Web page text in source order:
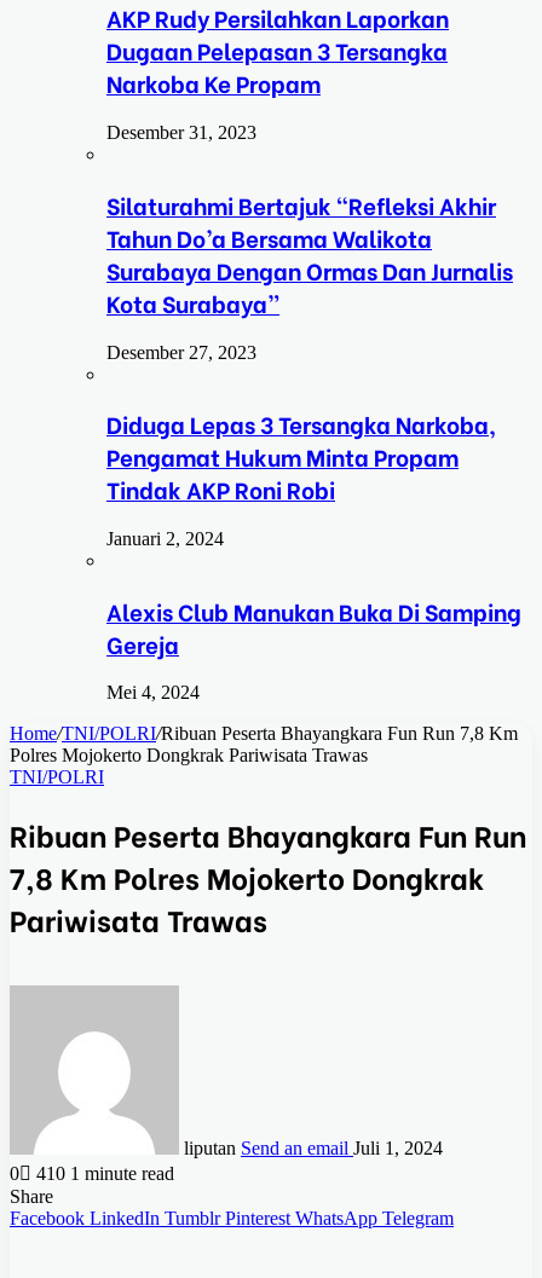
AKP Rudy Persilahkan Laporkan
Dugaan Pelepasan 3 Tersangka
Narkoba Ke Propam
Desember 31, 2023
Silaturahmi Bertajuk “Refleksi Akhir
Tahun Do’a Bersama Walikota
Surabaya Dengan Ormas Dan Jurnalis
Kota Surabaya”
Desember 27, 2023
Diduga Lepas 3 Tersangka Narkoba,
Pengamat Hukum Minta Propam
Tindak AKP Roni Robi
Januari 2, 2024
Alexis Club Manukan Buka Di Samping
Gereja
Mei 4, 2024
Home/TNI/POLRI/Ribuan Peserta Bhayangkara Fun Run 7,8 Km
Polres Mojokerto Dongkrak Pariwisata Trawas
TNI/POLRI
Ribuan Peserta Bhayangkara Fun Run
7,8 Km Polres Mojokerto Dongkrak
Pariwisata Trawas
liputan Send an email Juli 1, 2024
0
410 1 minute read
Share
Facebook LinkedIn Tumblr Pinterest WhatsApp Telegram